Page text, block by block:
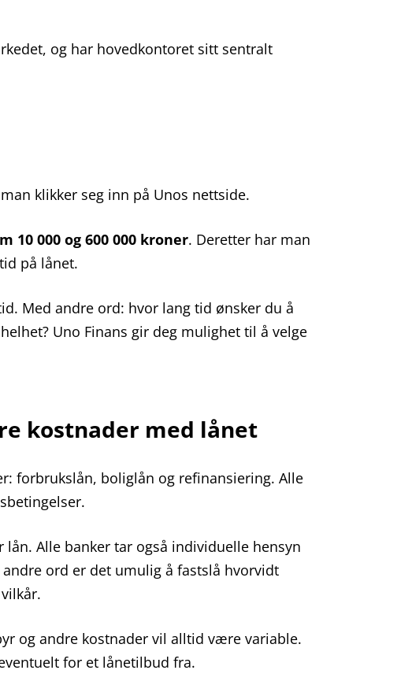
og har hovedkontoret sitt sentralt
klikker seg inn på Unos nettside.
10 000 og 600 000 kroner. Deretter har man
på lånet.
Med andre ord: hvor lang tid ønsker du å
Uno Finans gir deg mulighet til å velge
kostnader med lånet
forbrukslån, boliglån og refinansiering. Alle
Alle banker tar også individuelle hensyn
ord er det umulig å fastslå hvorvidt
og andre kostnader vil alltid være variable.
for et lånetilbud fra.